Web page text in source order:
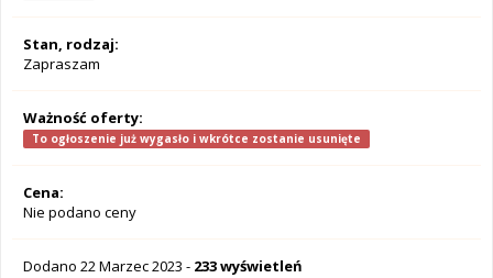
Stan, rodzaj:
Zapraszam
Ważność oferty:
To ogłoszenie już wygasło i wkrótce zostanie usunięte
Cena:
Nie podano ceny
Dodano 22 Marzec 2023 - 233 wyświetleń